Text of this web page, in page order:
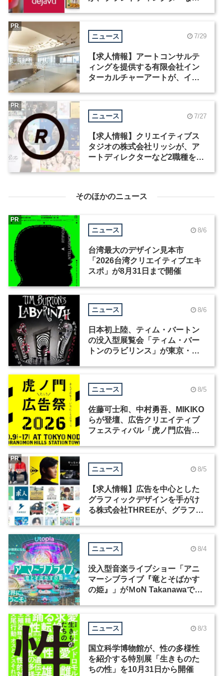
ニュース 7/29
【求人情報】アートコンサルテ
ィングを提供する有限会社イン
ターカルチャーアートが、イン
PR
ニュース 7/27
【求人情報】クリエイティブス
タジオの株式会社リッシが、ア
ートディレクターなど2職種を募
PR
そのほかのニュース
ニュース 8/6
台湾最大のデザイン見本市
「2026台湾クリエイティブエキ
スポ」が8月31日まで開催
PR
ニュース 8/6
日本初上陸、ティム・バートン
の没入型展覧会「ティム・バー
トンのラビリンス」が東京・豊
ニュース 8/5
佐藤可士和、中村勇吾、MIKIKO
らが登壇、広告クリエイティブ
フェスティバル「虎ノ門広告
ニュース 8/5
【求人情報】広告を中心とした
グラフィックデザインを手がけ
る株式会社THREEが、グラフィ
PR
ニュース 8/4
没入型音楽ライブショー「アニ
マーシブライブ『竜とそばかす
の姫』」がＭoN Takanawaで開
ニュース 8/3
国立科学博物館が、性の多様性
を紹介する特別展「生きものた
ちの性」を10月31日から開催